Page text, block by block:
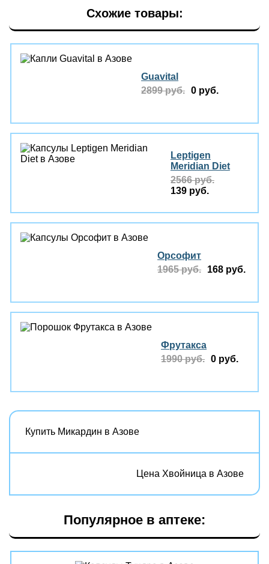
Схожие товары:
Guavital
2899 руб. 0 руб.
Leptigen
Meridian Diеt
2566 руб.
139 руб.
Орсофит
1965 руб.
168 руб.
Фрутакса
1990 руб. 0 руб.
Купить Микардин в Азове
Цена Хвойница в Азове
Популярное в аптеке: